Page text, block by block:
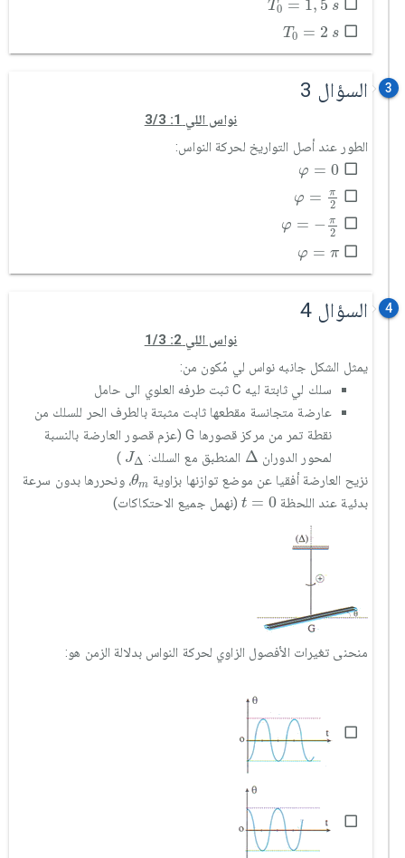
T0 = 1, 5 s
T0 = 2 s
T0 s
3 السؤال 3
نواس اللي 1: 3/3
الطور عند أصل التواريخ لحركة النواس:
φ = 0
φ
φ = π
2
2
φ = − π
2
φ = π
φ =π
4 السؤال 4
نواس اللي 2: 1/3
يمثل الشكل جانبه نواس لي مُكون من:
سلك لي ثابتة ليه C ثبت طرفه العلوي الى حامل
عارضة متجانسة مقطعها ثابت مثبتة بالطرف الحر للسلك من
نقطة تمر من مركز قصورها G (عزم قصور العارضة بالنسبة
لمحور الدوران Δ
∆ المنطبق مع السلك: JΔ
J∆
)
نزيح العارضة أفقيا عن موضع توازنها بزاوية
θm
θ، ونحررها بدون سرعة
بدئية عند اللحظة
t = 0
t(نهمل جميع الاحتكاكات)
منحنى تغيرات الأفصول الزاوي لحركة النواس بدلالة الزمن هو: